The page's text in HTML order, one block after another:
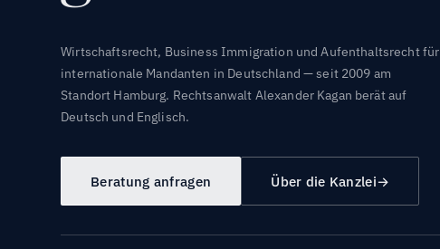
Wirtschaftsrecht, Business Immigration und Aufenthaltsrecht für
internationale Mandanten in Deutschland — seit 2009 am
Standort Hamburg. Rechtsanwalt Alexander Kagan berät auf
Deutsch und Englisch.
Beratung anfragen Über die Kanzlei→